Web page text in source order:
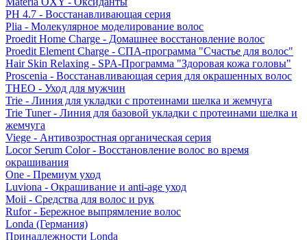
PH 4.7 - Восстанавливающая серия
Plia - Молекулярное моделирование волос
Proedit Home Charge - Домашнее восстановление волос
Proedit Element Charge - СПА-программа "Счастье для волос"
Hair Skin Relaxing - SPA-Программа "Здоровая кожа головы"
Proscenia - Восстанавливающая серия для окрашенных волос
THEO - Уход для мужчин
Trie - Линия для укладки с протеинами шелка и жемчуга
Trie Tuner - Линия для базовой укладки с протеинами шелка и
жемчуга
Viege - Антивозростная органическая серия
Locor Serum Color - Восстановление волос во время
окрашивания
One - Премиум уход
Luviona - Окрашивание и anti-age уход
Moii - Средства для волос и рук
Rufor - Бережное выпрямление волос
Londa (Германия)
Принадлежности Londa